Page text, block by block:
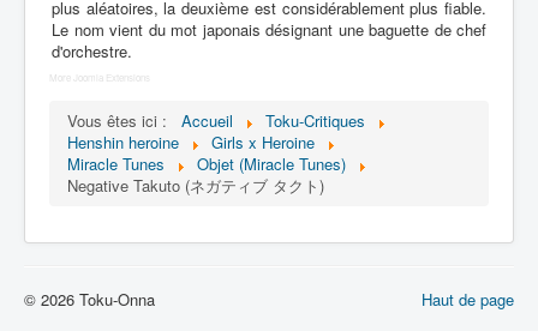
Véhicules
Objets
Lieux
Épisodes
Chronologie
Références
plus aléatoires, la deuxième est considérablement plus fiable.
Le nom vient du mot japonais désignant une baguette de chef
d'orchestre.
More Joomla Extensions
Vous êtes ici : Accueil
Toku-Critiques
Henshin heroine
Girls x Heroine
Miracle Tunes
Objet (Miracle Tunes)
Negative Takuto (ネガティブ タクト)
Haut de page
© 2026 Toku-Onna